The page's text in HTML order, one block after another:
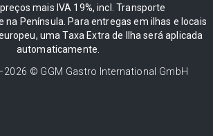
mais IVA 19%, incl. Transporte
Península. Para entregas em ilhas e locais
uma Taxa Extra de Ilha será aplicada
automaticamente.
2026 © GGM Gastro International GmbH